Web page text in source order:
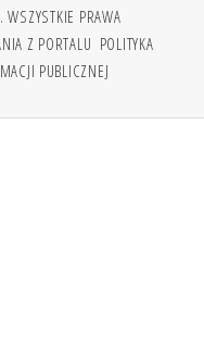
PRAWA
Z PORTALU POLITYKA
PUBLICZNEJ